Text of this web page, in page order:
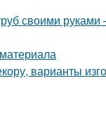
своими руками
варианты